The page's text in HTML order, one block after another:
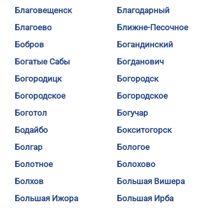
Благовещенск
Благодарный
Благоево
Ближне-Песочное
Бобров
Богандинский
Богатые Сабы
Богданович
Богородицк
Богородск
Богородское
Богородское
Боготол
Богучар
Бодайбо
Бокситогорск
Болгар
Бологое
Болотное
Болохово
Болхов
Большая Вишера
Большая Ижора
Большая Ирба